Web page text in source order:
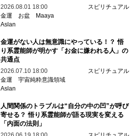
2026.08.01 18:00
スピリチュアル
金運
お盆
Maaya
Aslan
金運がない人は無意識にやっている！？ 悟
り系霊能師が明かす「お金に嫌われる人」の
共通点
2026.07.10 18:00
スピリチュアル
金運 宇宙純粋意識領域
Aslan
人間関係のトラブルは“自分の中の凹”が呼び
寄せる？ 悟り系霊能師が語る現実を変える
「内面の法則」